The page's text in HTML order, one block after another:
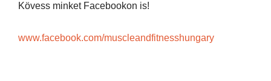
Kövess minket Facebookon is!
www.facebook.com/muscleandfitnesshungary